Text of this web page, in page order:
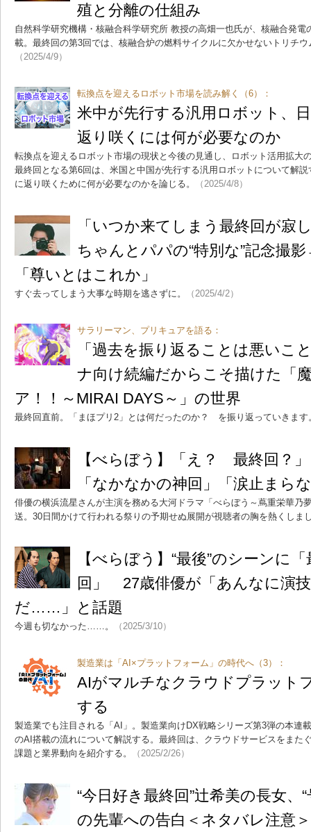
殖と分離の仕組み
自然科学研究機構・核融合科学研究所 教授の高畑一也氏が、核融合発
載。最終回の第3回では、核融合炉の燃料サイクルに欠かせないトリチ
（2025/4/9）
転換点を迎えるロボット市場を読み解く（6）：
米中が先行する汎用ロボット、
返り咲くには何が必要なのか
転換点を迎えるロボット市場の現状と今後の見通し、ロボット活用拡大
最終回となる第6回は、米国と中国が先行する汎用ロボットについて解
に返り咲くために何が必要なのかを論じる。
（2025/4/8）
「いつか来てしまう最終回が
ちゃんとパパの“特別な”記念撮
「尊いとはこれか」
すぐ去ってしまう大事な時期を逃さずに。 （2025/4/2）
サラリーマン、プリキュアを語る：
「過去を振り返ることは悪い
ナ向け続編だからこそ描けた「
ア！！～MIRAI DAYS～」の世界
最終回直前。「まほプリ2」とは何だったのか？ を振り返っていきます
【べらぼう】「え？ 最終回？
「なかなかの神回」「涙止まら
俳優の横浜流星さんが主演を務める大河ドラマ「べらぼう～蔦重栄華乃
送。30日間かけて行われる祭りの予期せぬ展開が視聴者の胸を熱くしま
【べらぼう】“最後”のシーンに
回」 27歳俳優が「あんなに演
だ……」と話題
今週も切なかった……。 （2025/3/10）
製造業は「AI×プラットフォーム」の時代へ（3）：
AIがマルチなクラウドプラット
する
製造業でも注目される「AI」。製造業向けDX戦略シリーズ第3弾の本連
のAI搭載の流れについて解説する。最終回は、クラウドサービスをまた
課題と業界動向を紹介する。
（2025/2/26）
“今日好き最終回”辻希美の長女
の先輩への告白＜ネタバレ注意＞